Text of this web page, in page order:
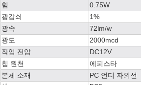
힘
0.75W
광감쇠
1%
광속
72lm/w
광도
2000mcd
작업 전압
DC12V
칩 원천
에피스타
본체 소재
PC 언티 자외선